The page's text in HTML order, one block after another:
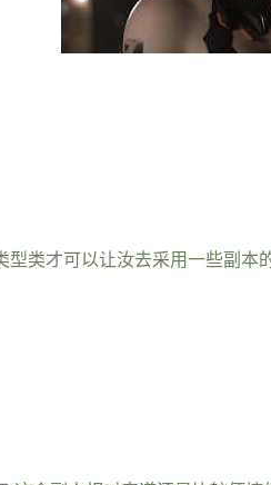
类才可以让汝去采用一些副本